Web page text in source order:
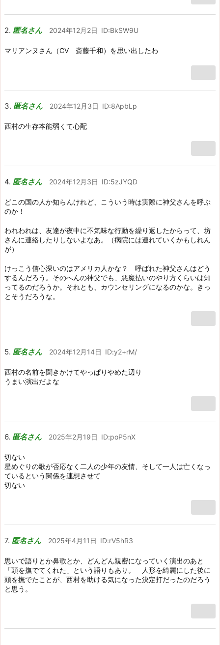
匿名さん 2024年12月2日 ID:BkSW9U
マリアンヌさん（CV 斎藤千和）を思い出したわ
匿名さん 2024年12月3日 ID:8ApbLp
西村の生存本能弱くて心配
匿名さん 2024年12月3日 ID:5zJYQD
どこの国の人か知らんけれど、こういう時は実際に神父さんを呼ぶ
のか！
われわれは、友達が夜中に不気味な行動を繰り返したからって、坊
さんに連絡したりしないよなあ。（病院には連れていくかもしれん
が）
けっこう信心深いのはアメリカ人かな？ 呼ばれた神父さんはどう
するんだろう。そのへんの神父でも、悪魔払いのやり方くらいは知
ってるのだろうか。それとも、カウンセリングになるのかな。きっ
とそうだろうな。
匿名さん 2024年12月14日 ID:y2+rM/
西村の名前を聞きかけてやっぱりやめた辺り
うまい演出だよな
匿名さん 2025年2月19日 ID:poP5nX
切ない
星めぐりの歌が否応なく二人の少年の友情、そして一人は亡くなっ
ているという関係を連想させて
切ない
匿名さん 2025年4月11日 ID:rV5hR3
思いで語りとか鼻歌とか、どんどん親密になっていく演出のあと
「頭を撫でてくれた」という語りもあり。 人形を綺麗にした後に
頭を撫でたことが、西村を助ける気になった決定打だったのだろう
と思う。